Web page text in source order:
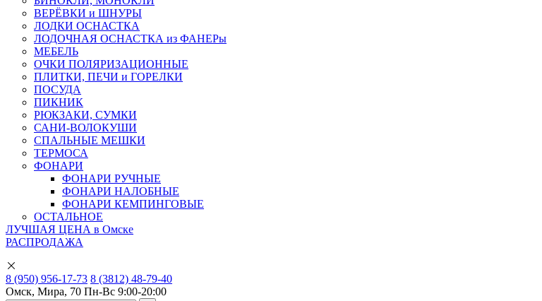
ВЕРЁВКИ и ШНУРЫ
ЛОДКИ ОСНАСТКА
ЛОДОЧНАЯ ОСНАСТКА из ФАНЕРы
МЕБЕЛЬ
ОЧКИ ПОЛЯРИЗАЦИОННЫЕ
ПЛИТКИ, ПЕЧИ и ГОРЕЛКИ
ПОСУДА
ПИКНИК
РЮКЗАКИ, СУМКИ
САНИ-ВОЛОКУШИ
СПАЛЬНЫЕ МЕШКИ
ТЕРМОСА
ФОНАРИ
ФОНАРИ РУЧНЫЕ
ФОНАРИ НАЛОБНЫЕ
ФОНАРИ КЕМПИНГОВЫЕ
ОСТАЛЬНОЕ
ЛУЧШАЯ ЦЕНА в Омске
РАСПРОДАЖА
8 (950) 956-17-73 8 (3812) 48-79-40
Омск, Мира, 70 Пн-Вс 9:00-20:00